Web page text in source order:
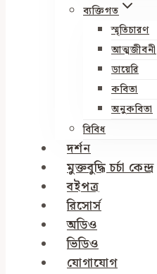
ব্যক্তিগত
স্মৃতিচারণ
আত্মজীবনী
ডায়েরি
কবিতা
অনুকবিতা
বিবিধ
দর্শন
মুক্তবুদ্ধি চর্চা কেন্দ্র
বইপত্র
রিসোর্স
অডিও
ভিডিও
যোগাযোগ